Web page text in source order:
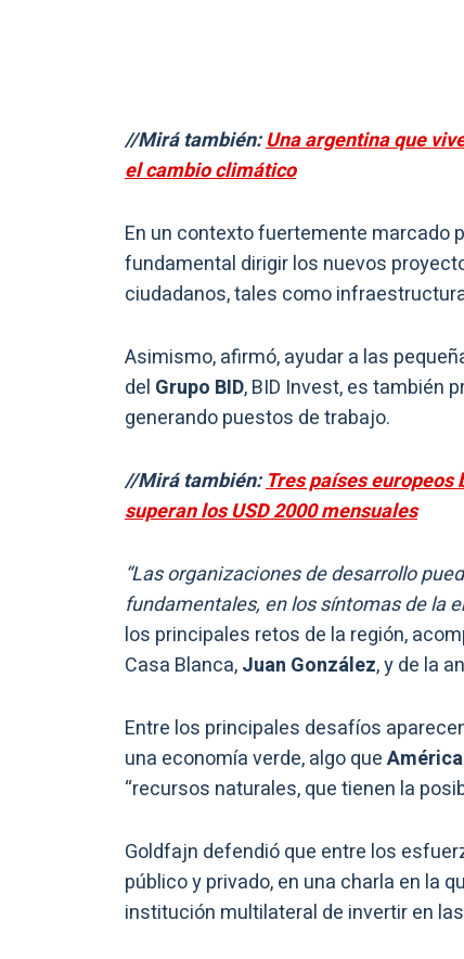
//Mirá también:Una argentina que
el cambio climático
En un contexto fuertemente marcado
fundamental dirigir los nuevos
ciudadanos, tales como
Asimismo, afirmó, ayudar a las
del Grupo BID, BID Invest, es también
generando puestos de trabajo.
//Mirá también:Tres países europeos
superan los USD 2000 mensuales
“Las organizaciones de desarrollo
fundamentales, en los síntomas de la
los principales retos de la región,
Casa Blanca,Juan González, y de la
Entre los principales desafíos
una economía verde, algo que
“recursos naturales, que tienen la
Goldfajn defendió que entre los
público y privado, en una charla en la
institución multilateral de invertir en